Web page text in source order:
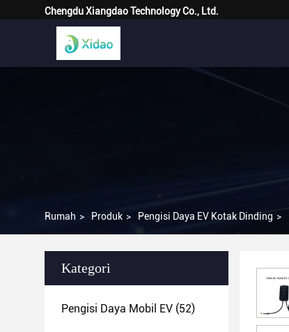
Chengdu Xiangdao Technology Co., Ltd.
Rumah > Produk > Pengisi Daya EV Kotak Dinding >
Kategori
Pengisi Daya Mobil EV (52)